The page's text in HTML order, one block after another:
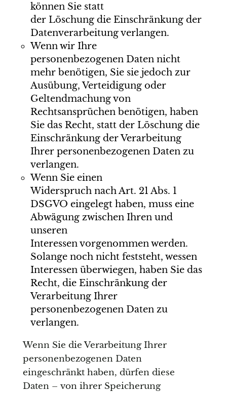
können Sie statt
der Löschung die Einschränkung der
Datenverarbeitung verlangen.
Wenn wir Ihre
personenbezogenen Daten nicht
mehr benötigen, Sie sie jedoch zur
Ausübung, Verteidigung oder
Geltendmachung von
Rechtsansprüchen benötigen, haben
Sie das Recht, statt der Löschung die
Einschränkung der Verarbeitung
Ihrer personenbezogenen Daten zu
verlangen.
Wenn Sie einen
Widerspruch nach Art. 21 Abs. 1
DSGVO eingelegt haben, muss eine
Abwägung zwischen Ihren und
unseren
Interessen vorgenommen werden.
Solange noch nicht feststeht, wessen
Interessen überwiegen, haben Sie das
Recht, die Einschränkung der
Verarbeitung Ihrer
personenbezogenen Daten zu
verlangen.
Wenn Sie die Verarbeitung Ihrer
personenbezogenen Daten
eingeschränkt haben, dürfen diese
Daten – von ihrer Speicherung